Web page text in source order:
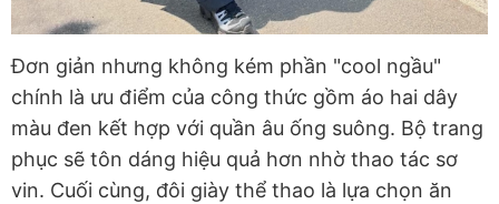
Đơn giản nhưng không kém phần "cool ngầu"
chính là ưu điểm của công thức gồm áo hai dây
màu đen kết hợp với quần âu ống suông. Bộ trang
phục sẽ tôn dáng hiệu quả hơn nhờ thao tác sơ
vin. Cuối cùng, đôi giày thể thao là lựa chọn ăn